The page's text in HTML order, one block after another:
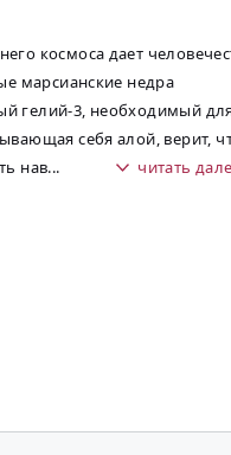
космоса дает
марсианские недра
гелий-3, необходимый
себя алой, верит,
нав... читать